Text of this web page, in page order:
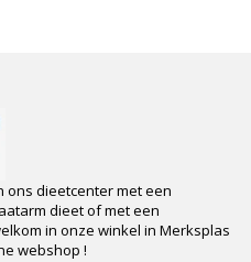
ons dieetcenter met een
dieet of met een
in onze winkel in Merksplas
webshop !